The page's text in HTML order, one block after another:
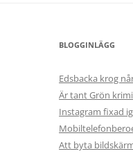
BLOGGINLÄGG
Edsbacka krog
Är tant Grön
Instagram fixad
Att byta